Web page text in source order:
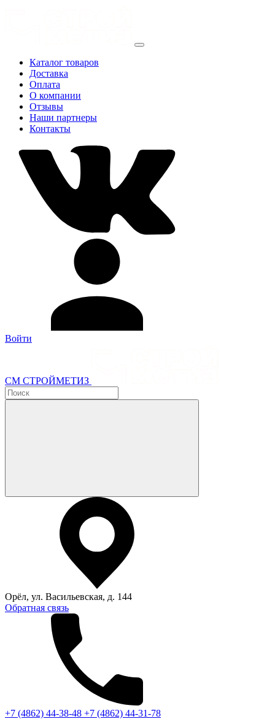
Каталог товаров
Доставка
Оплата
О компании
Отзывы
Наши партнеры
Контакты
Войти
СМ СТРОЙМЕТИЗ
Орёл, ул. Васильевская, д. 144
Обратная связь
+7 (4862) 44-38-48 +7 (4862) 44-31-78